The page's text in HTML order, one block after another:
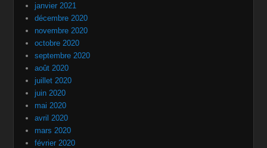
janvier 2021
décembre 2020
novembre 2020
octobre 2020
septembre 2020
août 2020
juillet 2020
juin 2020
mai 2020
avril 2020
mars 2020
février 2020